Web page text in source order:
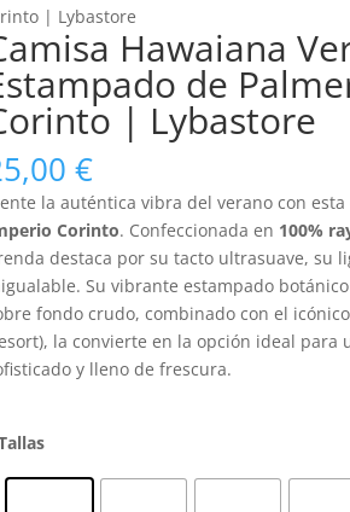
| Lybastore
Hawaiana
de
| Lybastore
€
la auténtica vibra del verano con esta
Corinto. Confeccionada en 100%
destaca por su tacto ultrasuave, su
Su vibrante estampado
fondo crudo, combinado con el
la convierte en la opción ideal para
y lleno de frescura.